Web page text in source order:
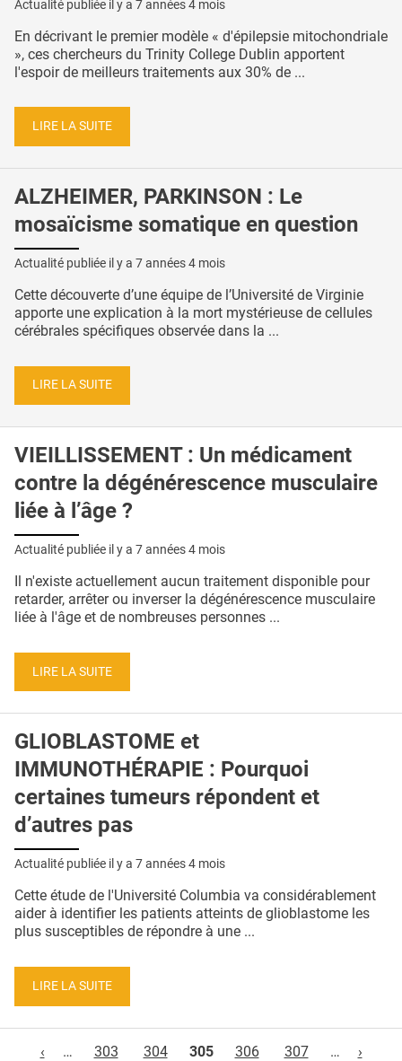
Actualité publiée il y a 7 années 4 mois
En décrivant le premier modèle « d'épilepsie mitochondriale
», ces chercheurs du Trinity College Dublin apportent
l'espoir de meilleurs traitements aux 30% de ...
LIRE LA SUITE
ALZHEIMER, PARKINSON : Le
mosaïcisme somatique en question
Actualité publiée il y a 7 années 4 mois
Cette découverte d’une équipe de l’Université de Virginie
apporte une explication à la mort mystérieuse de cellules
cérébrales spécifiques observée dans la ...
LIRE LA SUITE
VIEILLISSEMENT : Un médicament
contre la dégénérescence musculaire
liée à l’âge ?
Actualité publiée il y a 7 années 4 mois
Il n'existe actuellement aucun traitement disponible pour
retarder, arrêter ou inverser la dégénérescence musculaire
liée à l'âge et de nombreuses personnes ...
LIRE LA SUITE
GLIOBLASTOME et
IMMUNOTHÉRAPIE : Pourquoi
certaines tumeurs répondent et
d’autres pas
Actualité publiée il y a 7 années 4 mois
Cette étude de l'Université Columbia va considérablement
aider à identifier les patients atteints de glioblastome les
plus susceptibles de répondre à une ...
LIRE LA SUITE
‹
… 303 304 305 306 307 … ›